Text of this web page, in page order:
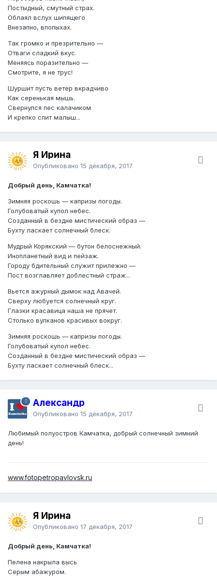
Постыдный, смутный страх.
Облаял вслух шипящего
Внезапно, впопыхах.
Так громко и презрительно —
Отваги сладкий вкус.
Меняясь поразительно —
Смотрите, я не трус!
Шуршит пусть ветер вкрадчиво
Как серенькая мышь.
Свернулся пес калачиком
И крепко спит малыш...
Я Ирина
Опубликовано 15 декабря, 2017
Добрый день, Камчатка!
Зимняя роскошь — капризы погоды.
Голубоватый купол небес.
Созданный в бездне мистический образ —
Бухту ласкает солнечный блеск.
Мудрый Корякский — бутон белоснежный.
Инопланетный вид и пейзаж.
Городу бдительный служит прилежно —
Пост возглавляет доблестный страж...
Вьется ажурный дымок над Авачей.
Сверху любуется солнечный круг.
Глазки красавица наша не прячет.
Столько вулканов красивых вокруг.
Зимняя роскошь — капризы погоды.
Голубоватый купол небес.
Созданный в бездне мистический образ —
Бухту ласкает солнечный блеск...
Александр
Опубликовано 15 декабря, 2017
Любимый полуостров Камчатка, добрый солнечный зимний
день!
www.fotopetropavlovsk.ru
Я Ирина
Опубликовано 17 декабря, 2017
Добрый день, Камчатка!
Пелена накрыла высь
Серым абажуром.